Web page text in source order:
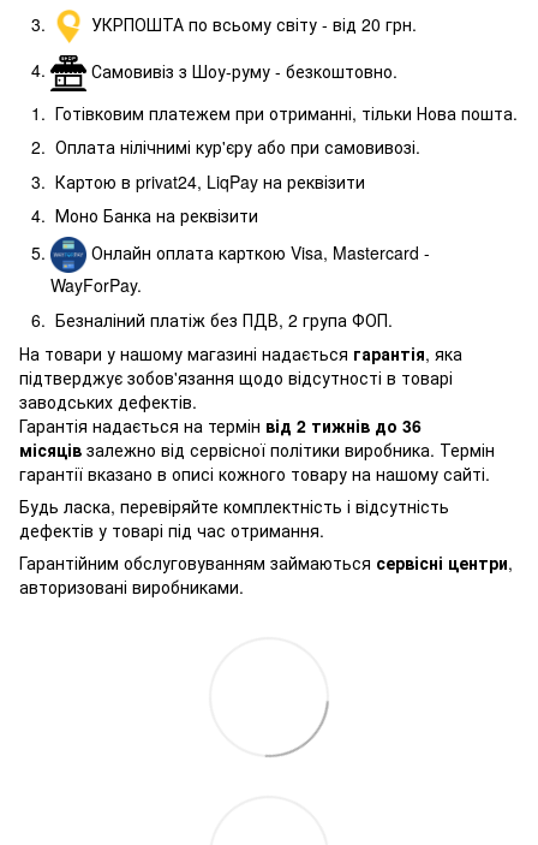
УКРПОШТА по всьому світу - від 20 грн.
Самовивіз з Шоу-руму - безкоштовно.
Готівковим платежем при отриманні, тільки Нова пошта.
Оплата нілічнимі кур'єру або при самовивозі.
Картою в privat24, LiqPay на реквізити
Моно Банка на реквізити
Онлайн оплата карткою Visa, Mastercard -
WayForPay.
Безналіний платіж без ПДВ, 2 група ФОП.
На товари у нашому магазині надається гарантія, яка
підтверджує зобов'язання щодо відсутності в товарі
заводських дефектів.
Гарантія надається на термін від 2 тижнів до 36
місяців залежно від сервісної політики виробника. Термін
гарантії вказано в описі кожного товару на нашому сайті.
Будь ласка, перевіряйте комплектність і відсутність
дефектів у товарі під час отримання.
Гарантійним обслуговуванням займаються сервісні центри,
авторизовані виробниками.